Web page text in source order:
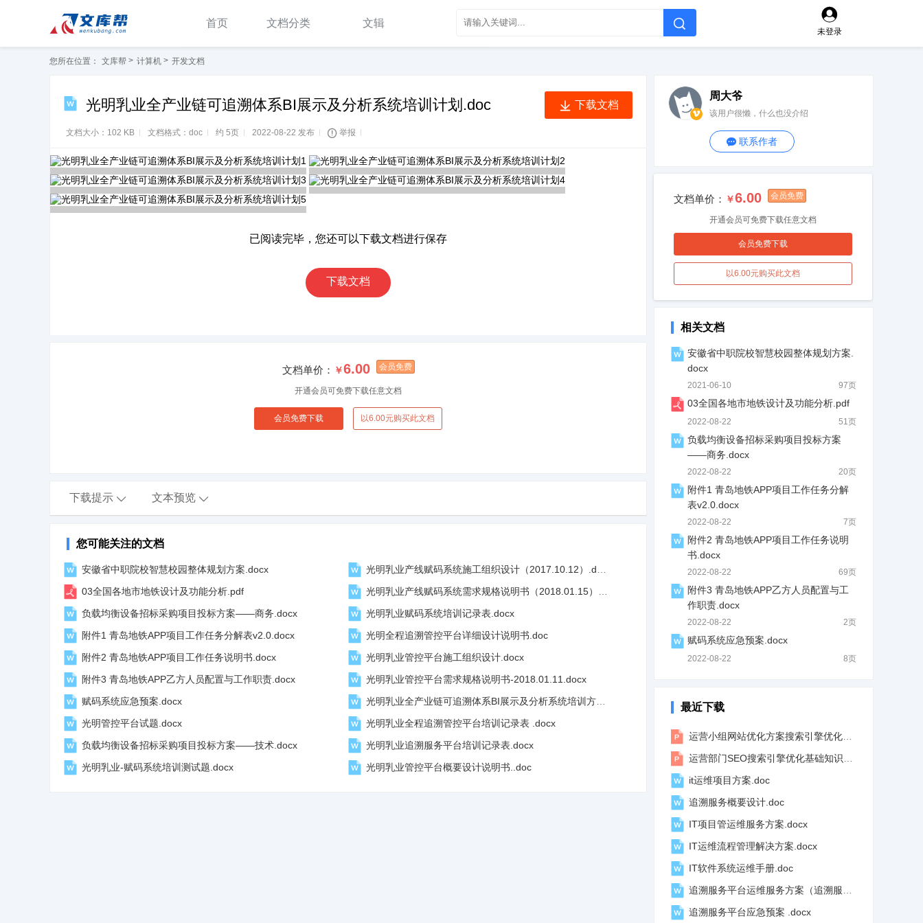
首页 文档分类
医药卫生 汽车/机械/制造 外语学习
幼儿/小学教育 中学教育 文学/历史/军事/艺术
资格/认证考试 人力资源/企业管理
行业资料 办公文档 生活休闲
文辑 

未登录
您所在位置： 文库帮 > 计算机 > 开发文档
光明乳业全产业链可追溯体系BI展示及分析系统培训计划.doc  下载文档
文档大小：102 KB 文档格式：doc 约 5页 2022-08-22 发布  举报
已阅读完毕，您还可以下载文档进行保存
下载文档
文档单价： ￥6.00 会员免费
开通会员可免费下载任意文档
会员免费下载 以6.00元购买此文档
下载提示  文本预览 
您可能关注的文档
安徽省中职院校智慧校园整体规划方案.docx
03全国各地市地铁设计及功能分析.pdf
负载均衡设备招标采购项目投标方案——商务.docx
附件1 青岛地铁APP项目工作任务分解表v2.0.docx
附件2 青岛地铁APP项目工作任务说明书.docx
附件3 青岛地铁APP乙方人员配置与工作职责.docx
赋码系统应急预案.docx
光明管控平台试题.docx
负载均衡设备招标采购项目投标方案——技术.docx
光明乳业-赋码系统培训测试题.docx
光明乳业产线赋码系统施工组织设计（2017.10.12）.docx
光明乳业产线赋码系统需求规格说明书（2018.01.15）.docx
光明乳业赋码系统培训记录表.docx
光明全程追溯管控平台详细设计说明书.doc
光明乳业管控平台施工组织设计.docx
光明乳业管控平台需求规格说明书-2018.01.11.docx
光明乳业全产业链可追溯体系BI展示及分析系统培训方案.doc
光明乳业全程追溯管控平台培训记录表 .docx
光明乳业追溯服务平台培训记录表.docx
光明乳业管控平台概要设计说明书..doc

周大爷
该用户很懒，什么也没介绍
 联系作者
文档单价： ￥6.00 会员免费
开通会员可免费下载任意文档
会员免费下载
以6.00元购买此文档
相关文档
安徽省中职院校智慧校园整体规划方案.
docx
2021-06-10 97页
03全国各地市地铁设计及功能分析.pdf
2022-08-22 51页
负载均衡设备招标采购项目投标方案
——商务.docx
2022-08-22 20页
附件1 青岛地铁APP项目工作任务分解
表v2.0.docx
2022-08-22 7页
附件2 青岛地铁APP项目工作任务说明
书.docx
2022-08-22 69页
附件3 青岛地铁APP乙方人员配置与工
作职责.docx
2022-08-22 2页
赋码系统应急预案.docx
2022-08-22 8页
最近下载
运营小组网站优化方案搜索引擎优化培训教案PPT课件.pptx
运营部门SEO搜索引擎优化基础知识培训PPT课件.pptx
it运维项目方案.doc
追溯服务概要设计.doc
IT项目管运维服务方案.docx
IT运维流程管理解决方案.docx
IT软件系统运维手册.doc
追溯服务平台运维服务方案（追溯服务平台）.doc
追溯服务平台应急预案 .docx